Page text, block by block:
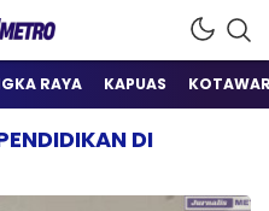
RAYA KAPUAS
DI